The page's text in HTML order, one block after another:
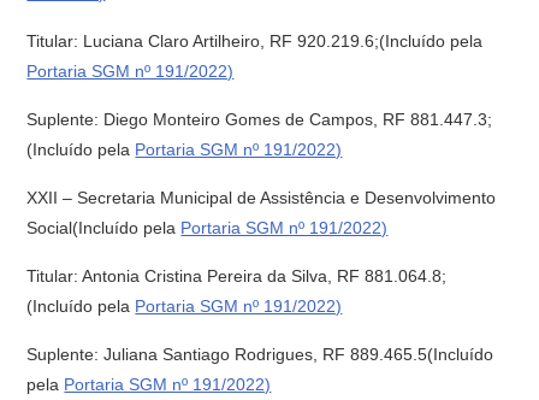
Titular: Luciana Claro Artilheiro, RF 920.219.6;(Incluído pela
Portaria SGM nº 191/2022)
Suplente: Diego Monteiro Gomes de Campos, RF 881.447.3;
(Incluído pela Portaria SGM nº 191/2022)
XXII – Secretaria Municipal de Assistência e Desenvolvimento
Social(Incluído pela Portaria SGM nº 191/2022)
Titular: Antonia Cristina Pereira da Silva, RF 881.064.8;
(Incluído pela Portaria SGM nº 191/2022)
Suplente: Juliana Santiago Rodrigues, RF 889.465.5(Incluído
pela Portaria SGM nº 191/2022)